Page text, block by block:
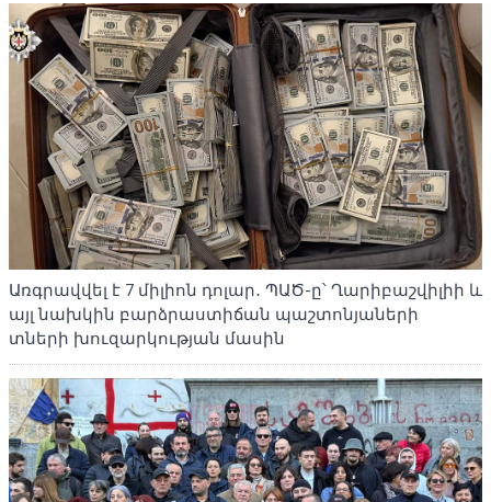
Առգրավվել է 7 միլիոն դոլար․ ՊԱԾ-ը՝ Ղարիբաշվիլիի և
այլ նախկին բարձրաստիճան պաշտոնյաների
տների խուզարկության մասին